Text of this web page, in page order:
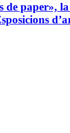
de paper», la